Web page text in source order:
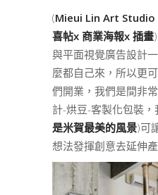
(Mieui Lin Art Studio
喜帖x 商業海報x 插畫
與平面視覺廣告設計
麼都自己來，所以更
們開業，我們是間非
計-烘豆-客製化包裝
是米賀最美的風景)可
想法發揮創意去延伸